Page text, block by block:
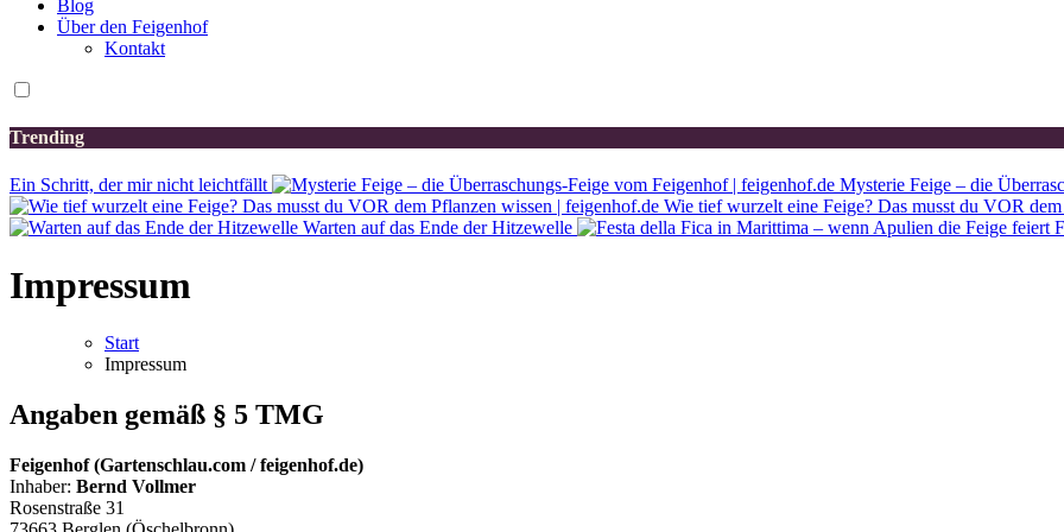
Blog
Über den Feigenhof
Kontakt
Trending
Ein Schritt, der mir nicht leichtfällt
Mysterie Feige – die
Wie tief wurzelt eine Feige? Das musst du VOR
Warten auf das Ende der Hitzewelle
Impressum
Start
Impressum
Angaben gemäß § 5 TMG
Feigenhof (Gartenschlau.com / feigenhof.de)
Inhaber: Bernd Vollmer
Rosenstraße 31